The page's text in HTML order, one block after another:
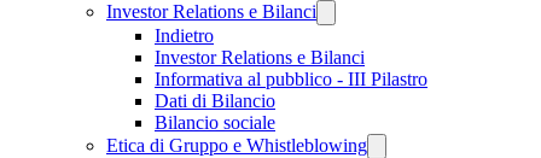
Investor Relations e Bilanci
Indietro
Investor Relations e Bilanci
Informativa al pubblico - III Pilastro
Dati di Bilancio
Bilancio sociale
Etica di Gruppo e Whistleblowing